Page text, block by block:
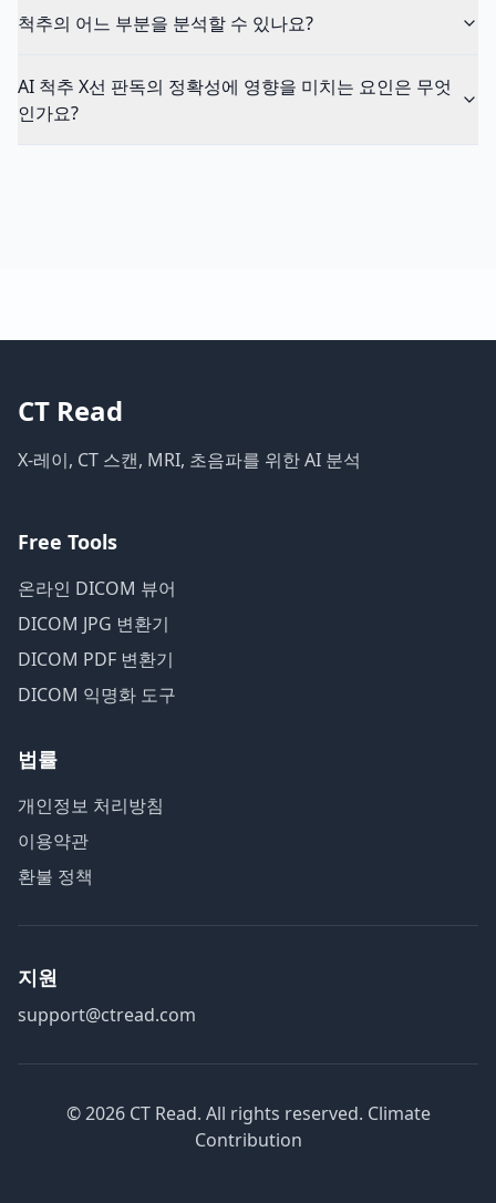
척추의 어느 부분을 분석할 수 있나요?
AI 척추 X선 판독의 정확성에 영향을 미치는 요인은 무엇
인가요?
CT Read
X-레이, CT 스캔, MRI, 초음파를 위한 AI 분석
Free Tools
온라인 DICOM 뷰어
DICOM JPG 변환기
DICOM PDF 변환기
DICOM 익명화 도구
법률
개인정보 처리방침
이용약관
환불 정책
지원
support@ctread.com
©2026CT Read. All rights reserved. Climate
Contribution